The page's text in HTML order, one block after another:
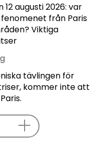
augusti 2026: var
från Paris
Viktiga
tävlingen för
kommer inte att